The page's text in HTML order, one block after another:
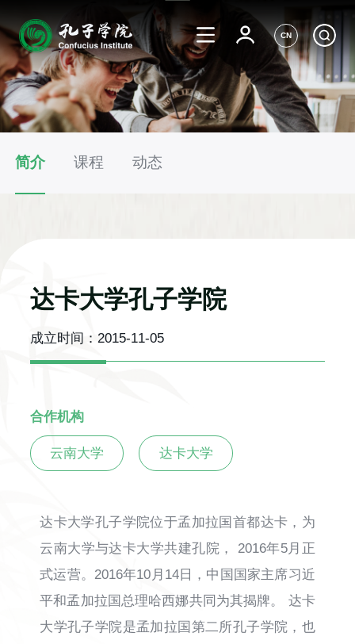
CN
简介 课程 动态
达卡大学孔子学院
成立时间： 2015-11-05
合作机构
云南大学 达卡大学
达卡大学孔子学院位于孟加拉国首都达卡，为
云南大学与达卡大学共建孔院， 2016年5月正
式运营。2016年10月14日，中国国家主席习近
平和孟加拉国总理哈西娜共同为其揭牌。 达卡
大学孔子学院是孟加拉国第二所孔子学院，也